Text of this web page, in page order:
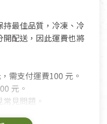
最佳品質，冷凍、冷
配送，因此運費也將
需支付運費100 元。
元。
見問題。